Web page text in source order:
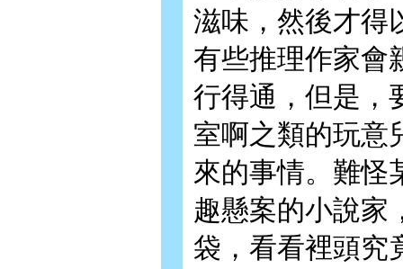
滋味，然後才得
有些推理作家會
行得通，但是，
室啊之類的玩意
來的事情。難怪
趣懸案的小說家
袋，看看裡頭究